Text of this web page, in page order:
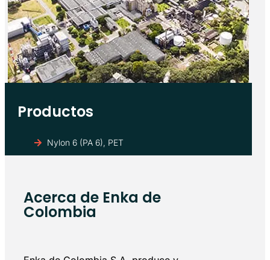
Productos
Nylon 6 (PA 6), PET
Acerca de Enka de
Colombia